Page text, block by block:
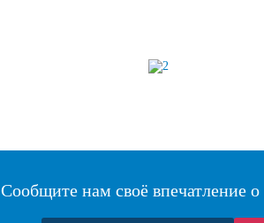
Сообщите нам своё впечатление